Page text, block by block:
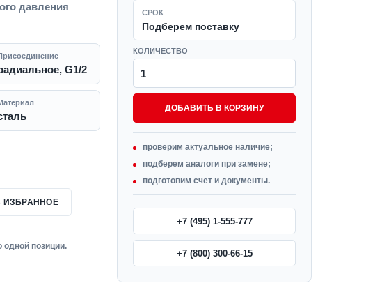
давления
G1/2
ИЗБРАННОЕ
одной позиции.
СРОК
Подберем поставку
КОЛИЧЕСТВО
ДОБАВИТЬ В КОРЗИНУ
проверим актуальное наличие;
подберем аналоги при замене;
подготовим счет и документы.
+7 (495) 1-555-777
+7 (800) 300-66-15